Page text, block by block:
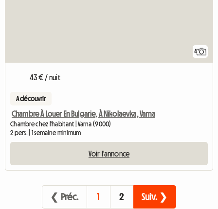
4
43 € / nuit
A découvrir
Chambre À Louer En Bulgarie, À Nikolaevka, Varna
Chambre chez l'habitant | Varna (9000)
2 pers. | 1 semaine minimum
Voir l'annonce
❮ Préc. 1 2 Suiv. ❯